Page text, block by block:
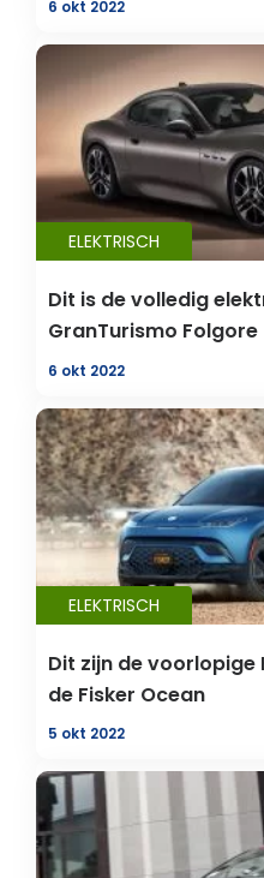
6 okt 2022
ELEKTRISCH
Dit is de volledig
GranTurismo Folgore
6 okt 2022
ELEKTRISCH
Dit zijn de voorlopige
de Fisker Ocean
5 okt 2022